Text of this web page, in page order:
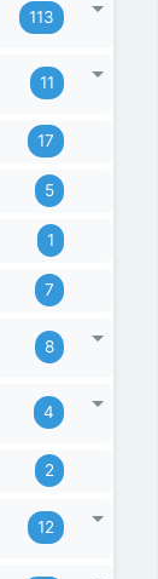
113
11
17
5
1
7
8
4
2
12